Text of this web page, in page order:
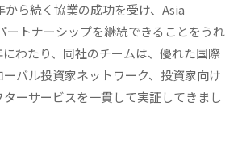
から続く協業の成功を受け、Asia
ートナーシップを継続できることをうれ
わたり、同社のチームは、優れた国際
バル投資家ネットワーク、投資家向け
ーサービスを一貫して実証してきまし